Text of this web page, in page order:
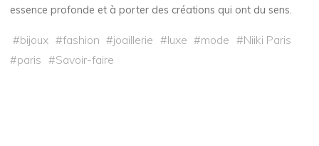
essence profonde et à porter des créations qui ont du sens.
#bijoux #fashion #joaillerie #luxe #mode #Niiki Paris
#paris #Savoir-faire